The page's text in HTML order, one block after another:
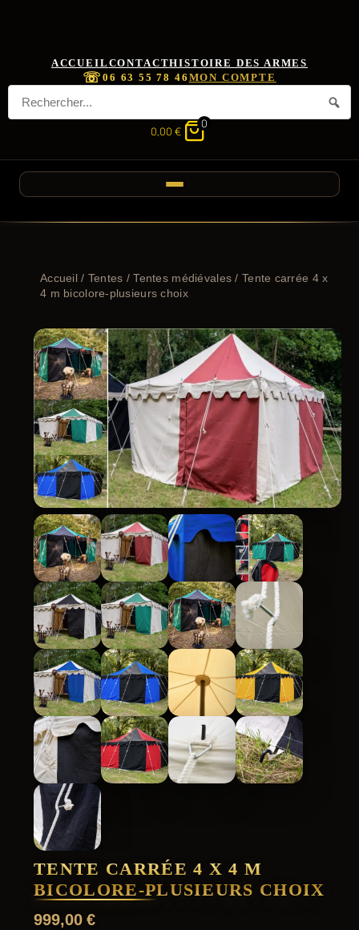
ACCUEIL CONTACTHISTOIRE DES ARMES
☏06 63 55 78 46 MON COMPTE
0,00 €
0
Accueil/ Tentes /Tentes médiévales / Tente carrée 4 x
4 m bicolore-plusieurs choix
TENTE CARRÉE 4 X 4 M
BICOLORE-PLUSIEURS CHOIX
999,00€